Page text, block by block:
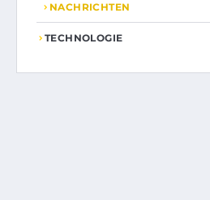
NACHRICHTEN
TECHNOLOGIE